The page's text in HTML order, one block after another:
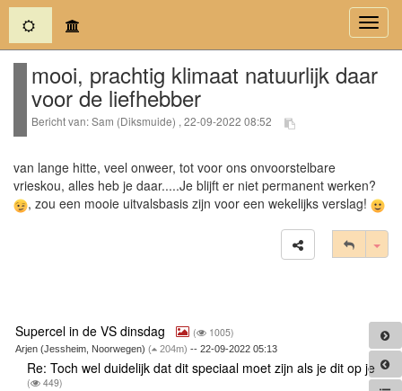
(current)
mooi, prachtig klimaat natuurlijk daar
voor de liefhebber
Bericht van: Sam (Diksmuide) , 22-09-2022 08:52
van lange hitte, veel onweer, tot voor ons onvoorstelbare
vrieskou, alles heb je daar.....Je blijft er niet permanent werken?
, zou een mooie uitvalsbasis zijn voor een wekelijks verslag!
Supercel in de VS dinsdag ( 1005)
Arjen (Jessheim, Noorwegen) ( 204m) -- 22-09-2022 05:13
Re: Toch wel duidelijk dat dit speciaal moet zijn als je dit op je
( 449)